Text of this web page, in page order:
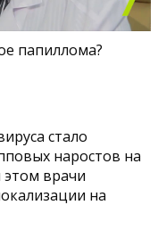
папиллома?
стало
наростов на
этом врачи
на